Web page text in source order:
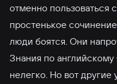
отменно пользоваться
простенькое
люди боятся. Они
Знания по
нелегко. Но вот